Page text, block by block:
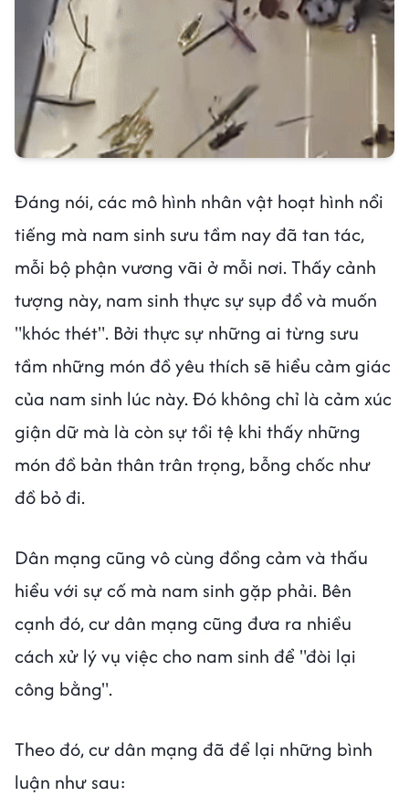
Đáng nói, các mô hình nhân vật hoạt hình nổi
tiếng mà nam sinh sưu tầm nay đã tan tác,
mỗi bộ phận vương vãi ở mỗi nơi. Thấy cảnh
tượng này, nam sinh thực sự sụp đổ và muốn
"khóc thét". Bởi thực sự những ai từng sưu
tầm những món đồ yêu thích sẽ hiểu cảm giác
của nam sinh lúc này. Đó không chỉ là cảm xúc
giận dữ mà là còn sự tồi tệ khi thấy những
món đồ bản thân trân trọng, bỗng chốc như
đồ bỏ đi.
Dân mạng cũng vô cùng đồng cảm và thấu
hiểu với sự cố mà nam sinh gặp phải. Bên
cạnh đó, cư dân mạng cũng đưa ra nhiều
cách xử lý vụ việc cho nam sinh để "đòi lại
công bằng".
Theo đó, cư dân mạng đã để lại những bình
luận như sau: